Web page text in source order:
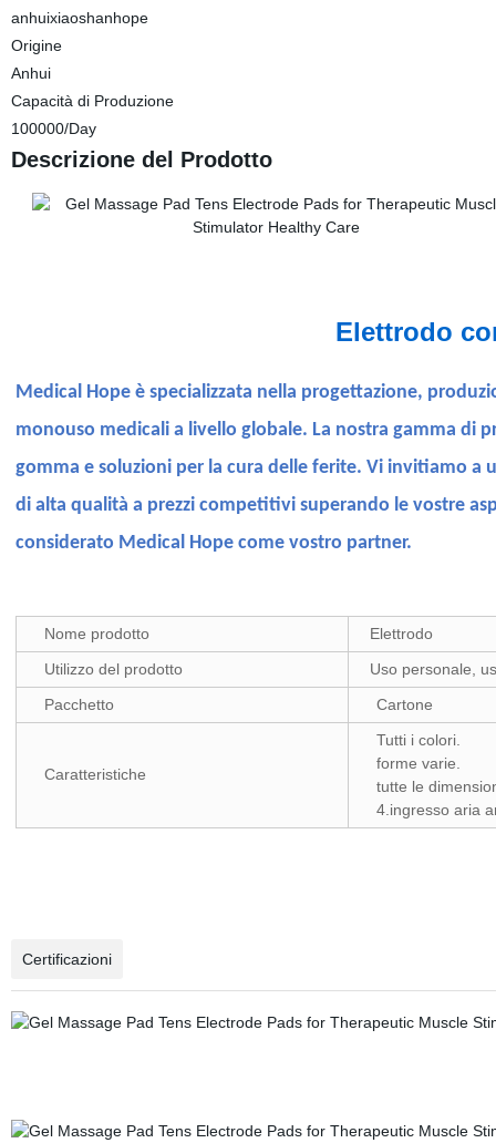
anhuixiaoshanhope
Origine
Anhui
Capacità di Produzione
100000/Day
Descrizione del Prodotto
Elettrodo
Medical Hope è specializzata nella progettazione,
monouso medicali a livello globale. La nostra gamma
gomma e soluzioni per la cura delle ferite. Vi invitiamo
di alta qualità a prezzi competitivi superando le vostre
considerato Medical Hope come vostro partner.
Nome prodotto
Elettrodo
Utilizzo del prodotto
Uso personale,
Pacchetto
Cartone
Caratteristiche
Tutti i colori.
forme varie.
tutte le
4.ingresso aria
Certificazioni